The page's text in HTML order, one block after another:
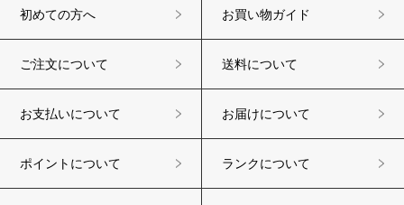
初めての方へ お買い物ガイド
ご注文について 送料について
お支払いについて お届けについて
ポイントについて ランクについて